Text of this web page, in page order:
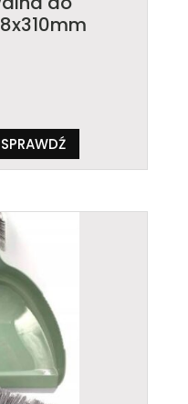
SPRAWDŹ